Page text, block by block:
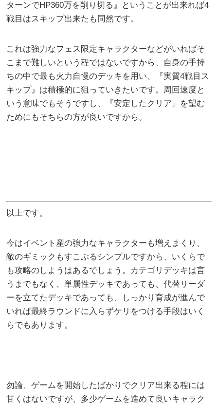
ターンでHP360万を削り切る』ということが出来れば4
戦目はスキップ出来たも同然です。
これは強力なフェス限定キャラクターなどがいればそ
こまで難しいという程ではないですから、自身の手持
ちの中で最も火力自慢のデッキを用い、『実質4戦目ス
キップ』は積極的に狙っていきたいです。周回速度と
いう意味でもそうですし、『安定したクリア』を望む
ためにもそちらの方が良いですから。
以上です。
今はイベント産の強力なキャラクターも増えまくり、
敵のギミックもすこぶるシンプルですから、いくらで
も攻略のしようはあるでしょう。カテゴリデッキは言
うまでもなく、単属性デッキであっても、代替リーダ
ーを立てたデッキであっても、しっかり育成が進んで
いれば最終ラウンドに入らずケリをつける手段はいく
らでもあります。
勿論、ゲームを開始したばかりでクリア出来る程には
甘くはないですが、多少ゲームを進めて良いキャラク